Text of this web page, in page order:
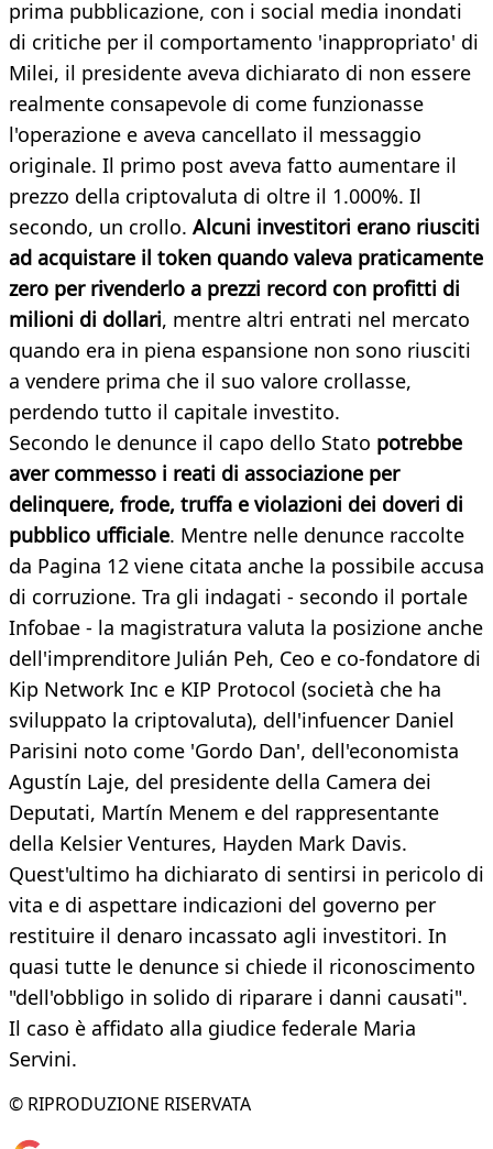
prima pubblicazione, con i social media inondati
di critiche per il comportamento 'inappropriato' di
Milei, il presidente aveva dichiarato di non essere
realmente consapevole di come funzionasse
l'operazione e aveva cancellato il messaggio
originale. Il primo post aveva fatto aumentare il
prezzo della criptovaluta di oltre il 1.000%. Il
secondo, un crollo. Alcuni investitori erano riusciti
ad acquistare il token quando valeva praticamente
zero per rivenderlo a prezzi record con profitti di
milioni di dollari, mentre altri entrati nel mercato
quando era in piena espansione non sono riusciti
a vendere prima che il suo valore crollasse,
perdendo tutto il capitale investito.
Secondo le denunce il capo dello Stato potrebbe
aver commesso i reati di associazione per
delinquere, frode, truffa e violazioni dei doveri di
pubblico ufficiale. Mentre nelle denunce raccolte
da Pagina 12 viene citata anche la possibile accusa
di corruzione. Tra gli indagati - secondo il portale
Infobae - la magistratura valuta la posizione anche
dell'imprenditore Julián Peh, Ceo e co-fondatore di
Kip Network Inc e KIP Protocol (società che ha
sviluppato la criptovaluta), dell'infuencer Daniel
Parisini noto come 'Gordo Dan', dell'economista
Agustín Laje, del presidente della Camera dei
Deputati, Martín Menem e del rappresentante
della Kelsier Ventures, Hayden Mark Davis.
Quest'ultimo ha dichiarato di sentirsi in pericolo di
vita e di aspettare indicazioni del governo per
restituire il denaro incassato agli investitori. In
quasi tutte le denunce si chiede il riconoscimento
"dell'obbligo in solido di riparare i danni causati".
Il caso è affidato alla giudice federale Maria
Servini.
© RIPRODUZIONE RISERVATA